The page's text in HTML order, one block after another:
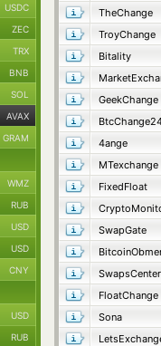
TheChange
TroyChange
Bitality
GeekChange
4ange
MTexchange
FixedFloat
SwapGate
SwapsCenter
FloatChange
Sona
USDC
ZEC
TRX
BNB
SOL
AVAX
GRAM
WMZ
RUB
USD
USD
CNY
USD
RUB